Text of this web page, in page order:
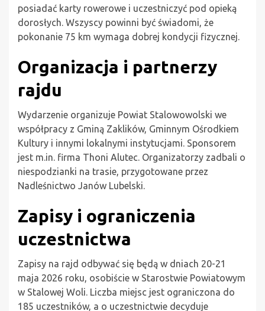
posiadać karty rowerowe i uczestniczyć pod opieką
dorosłych. Wszyscy powinni być świadomi, że
pokonanie 75 km wymaga dobrej kondycji fizycznej.
Organizacja i partnerzy
rajdu
Wydarzenie organizuje Powiat Stalowowolski we
współpracy z Gminą Zaklików, Gminnym Ośrodkiem
Kultury i innymi lokalnymi instytucjami. Sponsorem
jest m.in. firma Thoni Alutec. Organizatorzy zadbali o
niespodzianki na trasie, przygotowane przez
Nadleśnictwo Janów Lubelski.
Zapisy i ograniczenia
uczestnictwa
Zapisy na rajd odbywać się będą w dniach 20-21
maja 2026 roku, osobiście w Starostwie Powiatowym
w Stalowej Woli. Liczba miejsc jest ograniczona do
185 uczestników, a o uczestnictwie decyduje